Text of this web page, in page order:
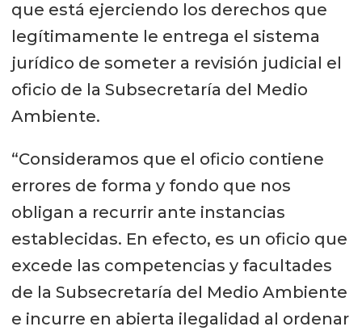
que está ejerciendo los derechos que
legítimamente le entrega el sistema
jurídico de someter a revisión judicial el
oficio de la Subsecretaría del Medio
Ambiente.
“Consideramos que el oficio contiene
errores de forma y fondo que nos
obligan a recurrir ante instancias
establecidas. En efecto, es un oficio que
excede las competencias y facultades
de la Subsecretaría del Medio Ambiente
e incurre en abierta ilegalidad al ordenar